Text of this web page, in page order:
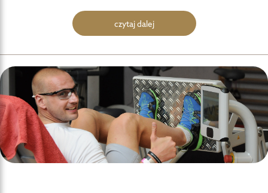
czytaj dalej